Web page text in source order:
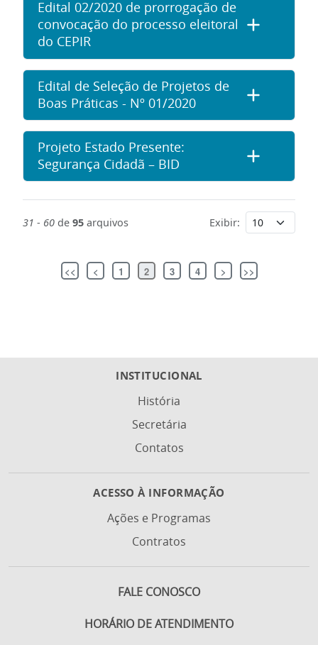
Edital 02/2020 de prorrogação de
convocação do processo eleitoral
do CEPIR
Edital de Seleção de Projetos de
Boas Práticas - Nº 01/2020
Projeto Estado Presente:
Segurança Cidadã – BID
31 - 60 de 95 arquivos Exibir:
<< < 1 2 3 4 > >>
INSTITUCIONAL
História
Secretária
Contatos
ACESSO À INFORMAÇÃO
Ações e Programas
Contratos
FALE CONOSCO
HORÁRIO DE ATENDIMENTO